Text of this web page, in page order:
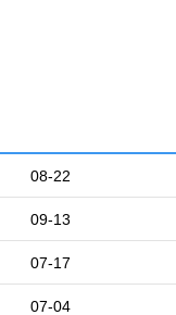
08-22
09-13
07-17
07-04